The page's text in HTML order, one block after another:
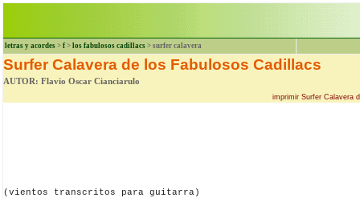
letras y acordes > f > los fabulosos cadillacs > surfer calavera
Surfer Calavera de los Fabulosos Cadillacs
AUTOR: Flavio Oscar Cianciarulo
imprimir Surfer Calavera
(vientos transcritos para guitarra)